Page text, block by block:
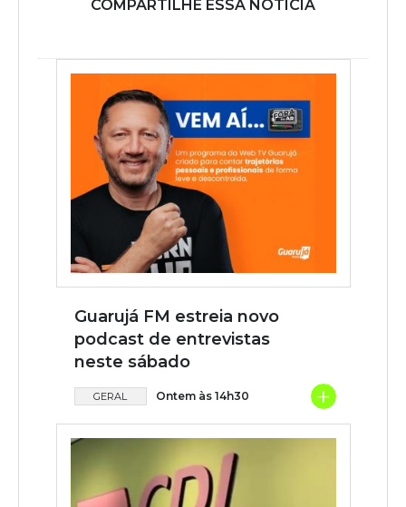
COMPARTILHE ESSA NOTÍCIA
Guarujá FM estreia novo
podcast de entrevistas
neste sábado
GERAL Ontem às 14h30 +